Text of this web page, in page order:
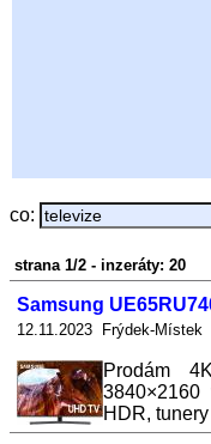
co:
strana 1/2 - inzeráty: 20
Samsung
12.11.2023 Frýdek-Místek
Prodám
HDR, tunery